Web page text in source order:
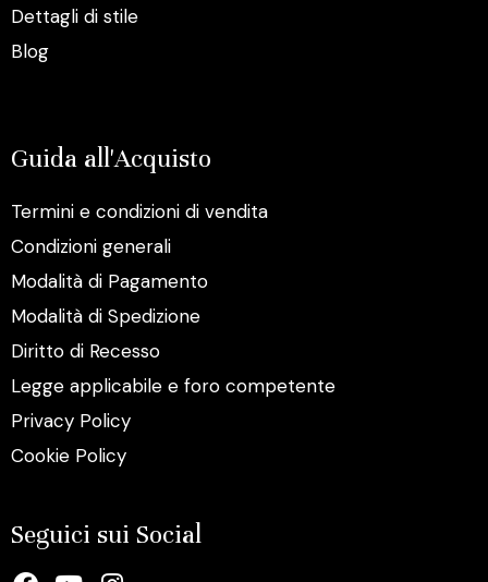
Dettagli di stile
Blog
Guida all'Acquisto
Termini e condizioni di vendita
Condizioni generali
Modalità di Pagamento
Modalità di Spedizione
Diritto di Recesso
Legge applicabile e foro competente
Privacy Policy
Cookie Policy
Seguici sui Social